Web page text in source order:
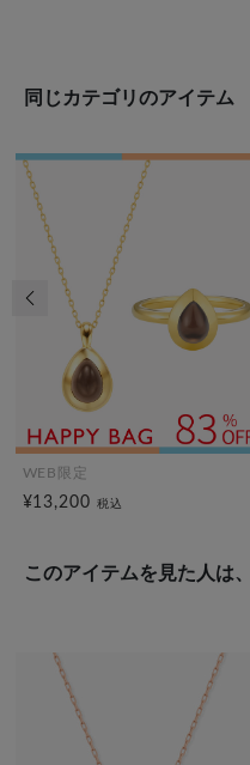
同じカテゴリのアイテム
WEB限定
¥13,200税込
前の画像
このアイテムを見た人は